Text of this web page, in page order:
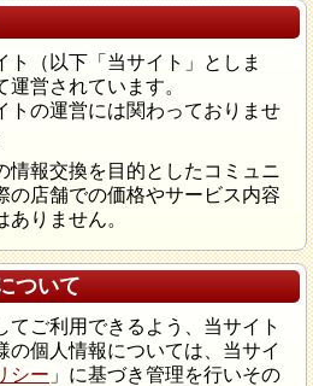
ト（以下「当サイト」としま
営されています。
トの運営には関わっておりませ
情報交換を目的としたコミュニ
の店舗での価格やサービス内容
りません。
ついて
てご利用できるよう、当サイト
の個人情報については、当サイ
シー 」に基づき管理を行いその